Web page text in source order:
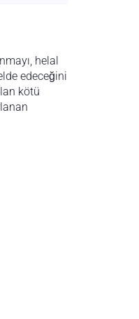
helal
edeceğini
kötü